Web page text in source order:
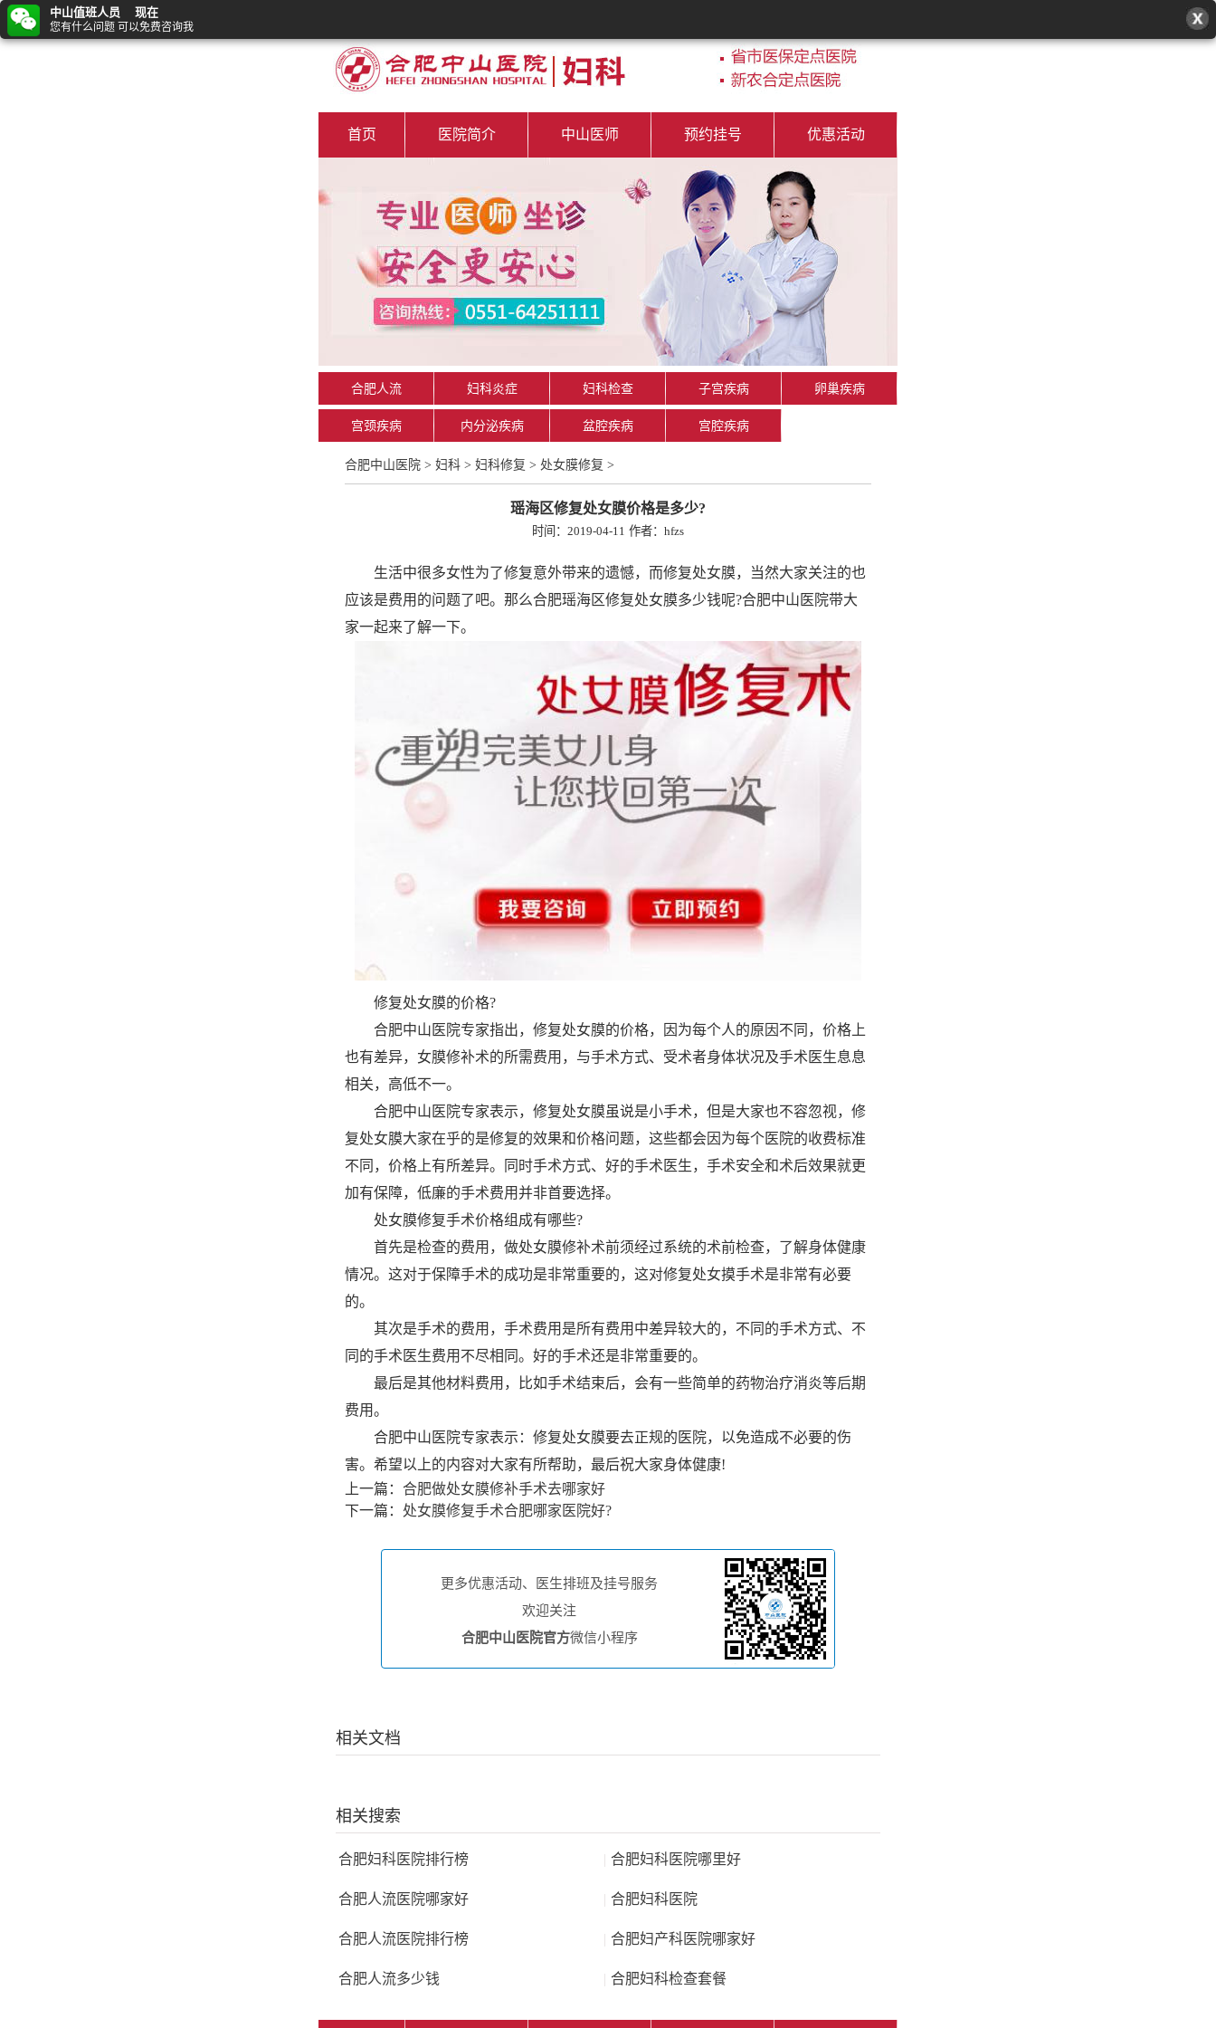
首页 医院简介 中山医师 预约挂号 优惠活动
合肥人流 妇科炎症 妇科检查 子宫疾病 卵巢疾病
宫颈疾病 内分泌疾病 盆腔疾病 宫腔疾病
合肥中山医院 >妇科 >妇科修复 > 处女膜修复 >
瑶海区修复处女膜价格是多少?
时间：2019-04-11 作者：hfzs
生活中很多女性为了修复意外带来的遗憾，而修复处女膜，当然大家关注的也
应该是费用的问题了吧。那么合肥瑶海区修复处女膜多少钱呢?合肥中山医院带大
家一起来了解一下。
修复处女膜的价格?
合肥中山医院专家指出，修复处女膜的价格，因为每个人的原因不同，价格上
也有差异，女膜修补术的所需费用，与手术方式、受术者身体状况及手术医生息息
相关，高低不一。
合肥中山医院专家表示，修复处女膜虽说是小手术，但是大家也不容忽视，修
复处女膜大家在乎的是修复的效果和价格问题，这些都会因为每个医院的收费标准
不同，价格上有所差异。同时手术方式、好的手术医生，手术安全和术后效果就更
加有保障，低廉的手术费用并非首要选择。
处女膜修复手术价格组成有哪些?
首先是检查的费用，做处女膜修补术前须经过系统的术前检查，了解身体健康
情况。这对于保障手术的成功是非常重要的，这对修复处女摸手术是非常有必要
的。
其次是手术的费用，手术费用是所有费用中差异较大的，不同的手术方式、不
同的手术医生费用不尽相同。好的手术还是非常重要的。
最后是其他材料费用，比如手术结束后，会有一些简单的药物治疗消炎等后期
费用。
合肥中山医院专家表示：修复处女膜要去正规的医院，以免造成不必要的伤
害。希望以上的内容对大家有所帮助，最后祝大家身体健康!
上一篇：合肥做处女膜修补手术去哪家好
下一篇： 处女膜修复手术合肥哪家医院好?
更多优惠活动、医生排班及挂号服务
欢迎关注
合肥中山医院官方微信小程序
相关文档
相关搜索
合肥妇科医院排行榜 | 合肥妇科医院哪里好
合肥人流医院哪家好 | 合肥妇科医院
合肥人流医院排行榜 | 合肥妇产科医院哪家好
合肥人流多少钱 | 合肥妇科检查套餐
中山值班人员 现在
您有什么问题 可以免费咨询我